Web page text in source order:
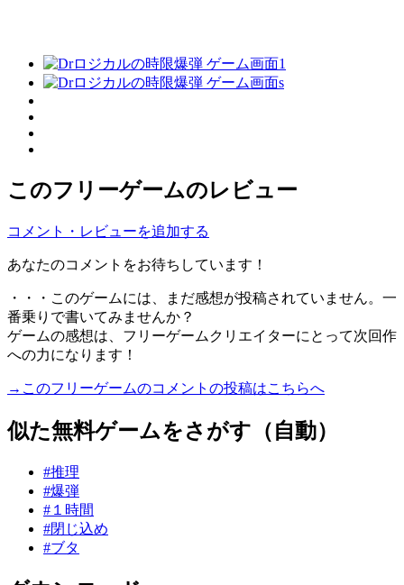
このフリーゲームのレビュー
コメント・レビューを追加する
あなたのコメントをお待ちしています！
・・・このゲームには、まだ感想が投稿されていません。一
番乗りで書いてみませんか？
ゲームの感想は、フリーゲームクリエイターにとって次回作
への力になります！
→このフリーゲームのコメントの投稿はこちらへ
似た無料ゲームをさがす（自動）
#推理
#爆弾
#１時間
#閉じ込め
#ブタ